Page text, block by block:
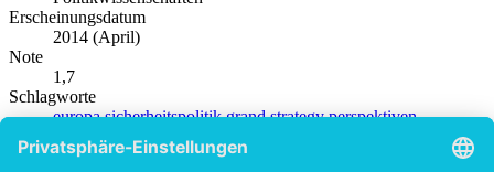
Erscheinungsdatum
2014 (April)
Note
1,7
Schlagworte
europa sicherheitspolitik grand strategy perspektiven
Produktsicherheit
Diplom.de